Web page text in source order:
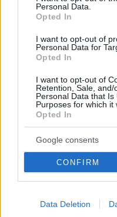
Personal Data.
Opted In
I want to opt-out of
Personal Data for
Opted In
I want to opt-out of
Retention, Sale,
Personal Data that
Purposes for which it
Opted In
Google consents
CONFIRM
Data Deletion
Δύο αγωνιστικές
Πανιώνιο για τα
ευρώ στην Καλαμάτα
Το Πρωτοβάθμιο
αγωνιστικές
πρόστιμο ύψους 25.000